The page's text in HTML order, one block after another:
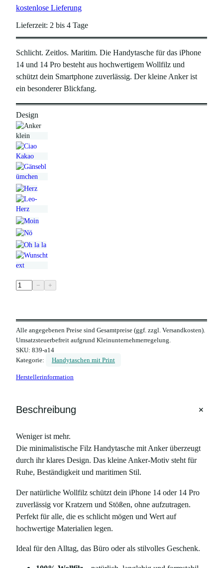
kostenlose Lieferung
Lieferzeit: 2 bis 4 Tage
Schlicht. Zeitlos. Maritim. Die Handytasche für das iPhone
14 und 14 Pro besteht aus hochwertigem Wollfilz und
schützt dein Smartphone zuverlässig. Der kleine Anker ist
ein besonderer Blickfang.
Design
F
z
H
a
n
y
a
s
h
e
m
i
t
n
k
r
− +
Alle angegebenen Preise sind Gesamtpreise (ggf. zzgl. Versandkosten).
Umsatzsteuerbefreit aufgrund Kleinunternehmerregelung.
SKU: 839-a14
Kategorie:
Handytaschen mit Print
Herstellerinformation
Beschreibung +
Weniger ist mehr.
Die minimalistische Filz Handytasche mit Anker überzeugt
durch ihr klares Design. Das kleine Anker-Motiv steht für
Ruhe, Beständigkeit und maritimen Stil.
Der natürliche Wollfilz schützt dein iPhone 14 oder 14 Pro
zuverlässig vor Kratzern und Stößen, ohne aufzutragen.
Perfekt für alle, die es schlicht mögen und Wert auf
hochwertige Materialien legen.
Ideal für den Alltag, das Büro oder als stilvolles Geschenk.